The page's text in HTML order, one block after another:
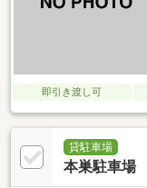
即引き渡し可
貸駐車場
本巣駐車場